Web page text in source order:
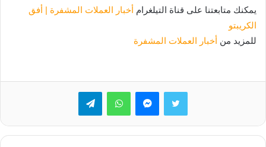
يمكنك متابعتنا على قناة التيلغرام أخبار العملات المشفرة | أفق
الكريبتو
للمزيد من أخبار العملات المشفرة
تويتر ماسنجرواتساب تيلقرام